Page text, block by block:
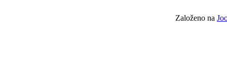
Založeno na